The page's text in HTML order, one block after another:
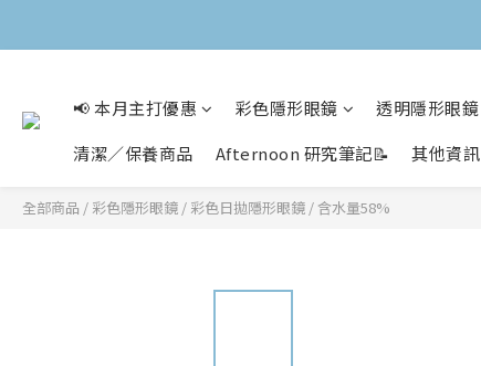
📢 本月主打優惠 彩色隱形眼鏡 透明隱形眼鏡
清潔／保養商品
Afternoon 研究筆記📝 其他資訊
全部商品 / 彩色隱形眼鏡 / 彩色日拋隱形眼鏡 / 含水量58%